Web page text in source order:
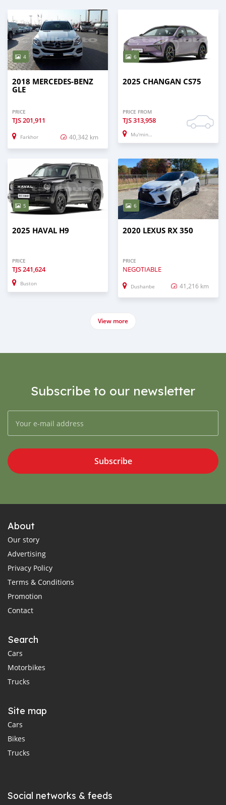
4
2018 MERCEDES-BENZ
GLE
PRICE
TJS201,911
Farkhor 40,342 km
6
2025 CHANGAN CS75
PRICE FROM
TJS313,958
Mu'minobod
5
2025 HAVAL H9
PRICE
TJS241,624
Buston
6
2020 LEXUS RX 350
PRICE
NEGOTIABLE
Dushanbe 41,216 km
View more
Subscribe to our newsletter
Subscribe
About
Our story
Advertising
Privacy Policy
Terms & Conditions
Promotion
Contact
Search
Cars
Motorbikes
Trucks
Site map
Cars
Bikes
Trucks
Social networks & feeds